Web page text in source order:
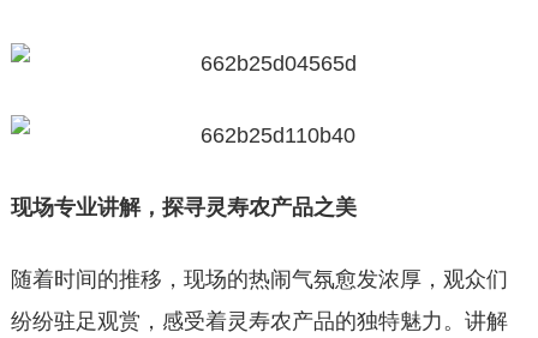
现场专业讲解，探寻灵寿农产品之美
随着时间的推移，现场的热闹气氛愈发浓厚，观众们
纷纷驻足观赏，感受着灵寿农产品的独特魅力。讲解